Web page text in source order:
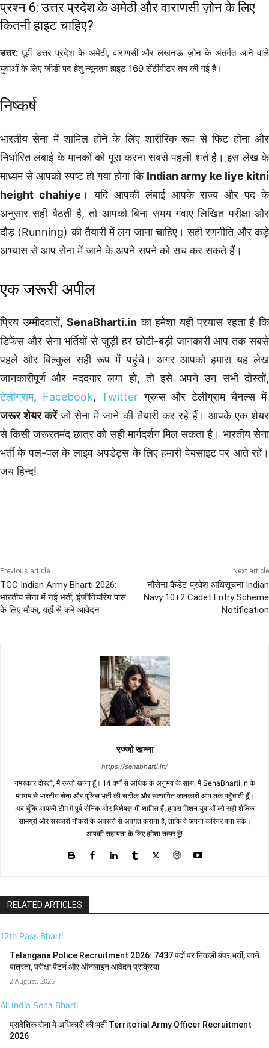
प्रश्न 6: उत्तर प्रदेश के अमेठी और वाराणसी ज़ोन के लिए
कितनी हाइट चाहिए?
उत्तर: पूर्वी उत्तर प्रदेश के अमेठी, वाराणसी और लखनऊ ज़ोन के अंतर्गत आने वाले
युवाओं के लिए जीडी पद हेतु न्यूनतम हाइट 169 सेंटीमीटर तय की गई है।
निष्कर्ष
भारतीय सेना में शामिल होने के लिए शारीरिक रूप से फिट होना और
निर्धारित लंबाई के मानकों को पूरा करना सबसे पहली शर्त है। इस लेख के
माध्यम से आपको स्पष्ट हो गया होगा कि Indian army ke liye kitni
height chahiye । यदि आपकी लंबाई आपके राज्य और पद के
अनुसार सही बैठती है, तो आपको बिना समय गंवाए लिखित परीक्षा और
दौड़ (Running) की तैयारी में लग जाना चाहिए। सही रणनीति और कड़े
अभ्यास से आप सेना में जाने के अपने सपने को सच कर सकते हैं।
एक जरूरी अपील
प्रिय उम्मीदवारों,SenaBharti.in का हमेशा यही प्रयास रहता है कि
डिफेंस और सेना भर्तियों से जुड़ी हर छोटी-बड़ी जानकारी आप तक सबसे
पहले और बिल्कुल सही रूप में पहुंचे। अगर आपको हमारा यह लेख
जानकारीपूर्ण और मददगार लगा हो, तो इसे अपने उन सभी दोस्तों,
टेलीग्राम, Facebook, Twitter ग्रुप्स और टेलीग्राम चैनल्स में
जरूर शेयर करेंजो सेना में जाने की तैयारी कर रहे हैं। आपके एक शेयर
से किसी जरूरतमंद छात्र को सही मार्गदर्शन मिल सकता है। भारतीय सेना
भर्ती के पल-पल के लाइव अपडेट्स के लिए हमारी वेबसाइट पर आते रहें।
जय हिन्द!
Previous article
TGC Indian Army Bharti 2026:
भारतीय सेना में नई भर्ती, इंजीनियरिंग पास
के लिए मौका, यहाँ से करें आवेदन
Next article
नौसेना कैडेट प्रवेश अधिसूचना Indian
Navy 10+2 Cadet Entry Scheme
Notification
रज्जो खन्ना
https://senabharti.in/
नमस्कार दोस्तों, मैं रज्जो खन्ना हूँ। 14 वर्षों से अधिक के अनुभव के साथ, मैं SenaBharti.in के
माध्यम से भारतीय सेना और पुलिस भर्ती की सटीक और सत्यापित जानकारी आप तक पहुँचाती हूँ।
अब चूँकि आपकी टीम में पूर्व सैनिक और विशेषज्ञ भी शामिल हैं, हमारा मिशन युवाओं को सही शैक्षिक
सामग्री और सरकारी नौकरी के अवसरों से अवगत कराना है, ताकि वे अपना करियर बना सकें।
आपकी सहायता के लिए हमेशा तत्पर हूँ!
RELATED ARTICLES
12th Pass Bharti
Telangana Police Recruitment 2026: 7437 पदों पर निकली बंपर भर्ती, जानें
पात्रता, परीक्षा पैटर्न और ऑनलाइन आवेदन प्रक्रिया
2 August, 2026
All India Sena Bharti
प्रादेशिक सेना मे अधिकारी की भर्ती Territorial Army Officer Recruitment
2026